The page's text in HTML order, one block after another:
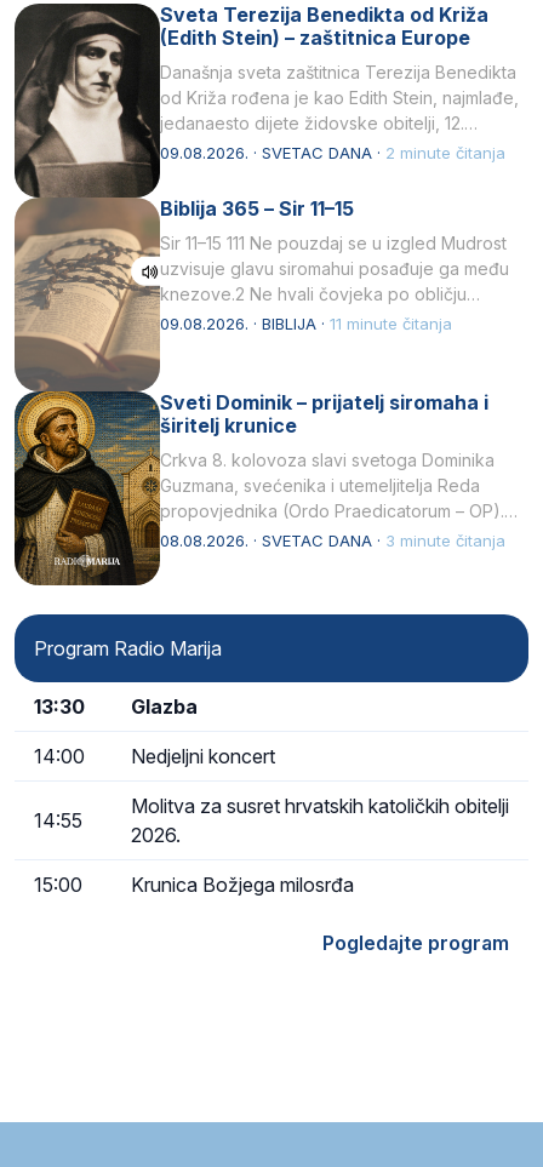
Sveta Terezija Benedikta od Križa
(Edith Stein) – zaštitnica Europe
Današnja sveta zaštitnica Terezija Benedikta
od Križa rođena je kao Edith Stein, najmlađe,
jedanaesto dijete židovske obitelji, 12.
listopada 1891, u Wrocławu…
09.08.2026. · SVETAC DANA · 2 minute čitanja
Biblija 365 – Sir 11–15
Sir 11–15 111 Ne pouzdaj se u izgled Mudrost
uzvisuje glavu siromahui posađuje ga među
knezove.2 Ne hvali čovjeka po obličju
njegovui…
09.08.2026. · BIBLIJA · 11 minute čitanja
Sveti Dominik – prijatelj siromaha i
širitelj krunice
Crkva 8. kolovoza slavi svetoga Dominika
Guzmana, svećenika i utemeljitelja Reda
propovjednika (Ordo Praedicatorum – OP).
Svojim životom, dubokom ljubavlju prema
08.08.2026. · SVETAC DANA · 3 minute čitanja
Program Radio Marija
13:30 Glazba
14:00 Nedjeljni koncert
14:55
Molitva za susret hrvatskih katoličkih obitelji
2026.
15:00 Krunica Božjega milosrđa
Pogledajte program